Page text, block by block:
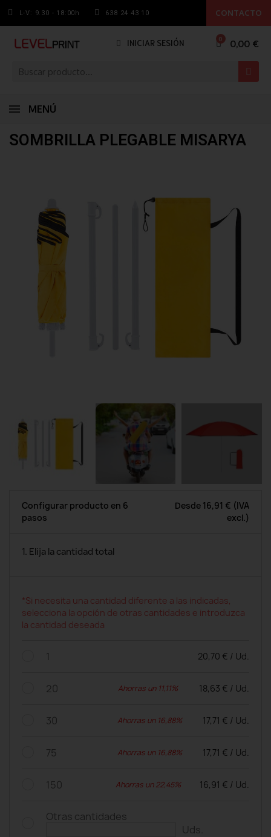
L-V: 9.30 - 18:00h 638 24 43 10 CONTACTO
INICIAR SESIÓN 0,00 €
MENÚ
SOMBRILLA PLEGABLE MISARYA
Configurar producto en 6
pasos
Desde 16,91 € (IVA
excl.)
1. Elija la cantidad total
*Si necesita una cantidad diferente a las indicadas,
selecciona la opción de otras cantidades e introduzca
la cantidad deseada
1 20,70 € / Ud.
20 Ahorras un 11,11% 18,63 € / Ud.
30 Ahorras un 16,88% 17,71 € / Ud.
75 Ahorras un 16,88% 17,71 € / Ud.
150 Ahorras un 22,45% 16,91 € / Ud.
Otras cantidades
Uds.